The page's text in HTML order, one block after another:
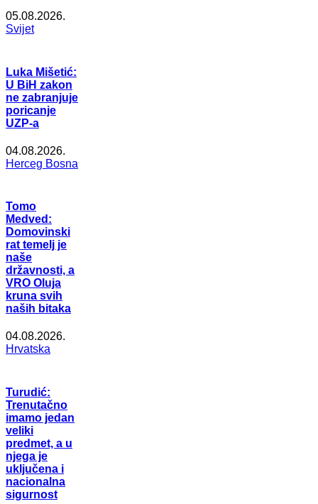
05.08.2026.
Svijet
Luka Mišetić:
U BiH zakon
ne zabranjuje
poricanje
UZP-a
04.08.2026.
Herceg Bosna
Tomo
Medved:
Domovinski
rat temelj je
naše
državnosti, a
VRO Oluja
kruna svih
naših bitaka
04.08.2026.
Hrvatska
Turudić:
Trenutačno
imamo jedan
veliki
predmet, a u
njega je
uključena i
nacionalna
sigurnost